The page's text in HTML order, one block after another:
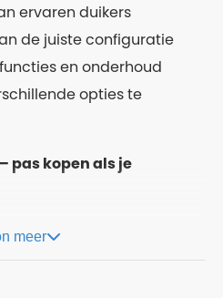
ervaren duikers
de juiste configuratie
en onderhoud
opties te
pas kopen als je
meer